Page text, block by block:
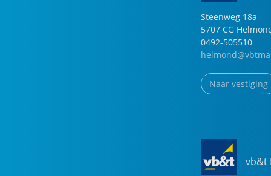
Steenweg 18a
5707 CG
0492-505510
Naar vestiging
vb&t